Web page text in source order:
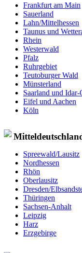
Frankfurt am Main
Sauerland
Lahn/Mittelhessen
Taunus und
Rhein
Westerwald
Pfalz
Ruhrgebiet
Teutoburger Wald
Münsterland
Saarland und Idar-
Eifel und Aachen
Köln
Spreewald/Lausitz
Nordhessen
Rhön
Oberlausitz
Dresden/
Thüringen
Sachsen-Anhalt
Leipzig
Harz
Erzgebirge